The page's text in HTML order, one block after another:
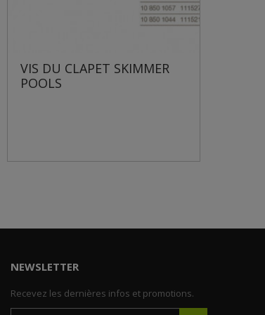
SKIMMER
CLAPET DE
NEWSLETTER
Recevez les dernières infos et promotions.